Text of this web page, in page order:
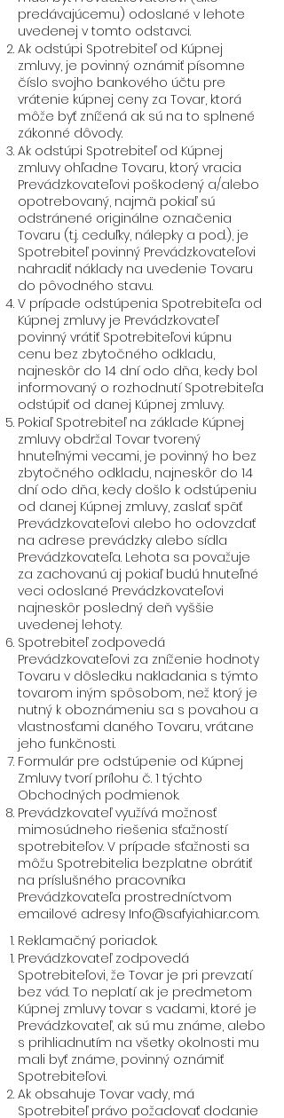
predávajúcemu) odoslané v lehote
uvedenej v tomto odstavci.
Ak odstúpi Spotrebiteľ od Kúpnej
zmluvy, je povinný oznámiť písomne
číslo svojho bankového účtu pre
vrátenie kúpnej ceny za Tovar, ktorá
môže byť znížená ak sú na to splnené
zákonné dôvody.
Ak odstúpi Spotrebiteľ od Kúpnej
zmluvy ohľadne Tovaru, ktorý vracia
Prevádzkovateľovi poškodený a/alebo
opotrebovaný, najmä pokiaľ sú
odstránené originálne označenia
Tovaru (t.j. ceduľky, nálepky a pod.), je
Spotrebiteľ povinný Prevádzkovateľovi
nahradiť náklady na uvedenie Tovaru
do pôvodného stavu.
V prípade odstúpenia Spotrebiteľa od
Kúpnej zmluvy je Prevádzkovateľ
povinný vrátiť Spotrebiteľovi kúpnu
cenu bez zbytočného odkladu,
najneskôr do 14 dní odo dňa, kedy bol
informovaný o rozhodnutí Spotrebiteľa
odstúpiť od danej Kúpnej zmluvy.
Pokiaľ Spotrebiteľ na základe Kúpnej
zmluvy obdržal Tovar tvorený
hnuteľnými vecami, je povinný ho bez
zbytočného odkladu, najneskôr do 14
dní odo dňa, kedy došlo k odstúpeniu
od danej Kúpnej zmluvy, zaslať späť
Prevádzkovateľovi alebo ho odovzdať
na adrese prevádzky alebo sídla
Prevádzkovateľa. Lehota sa považuje
za zachovanú aj pokiaľ budú hnuteľné
veci odoslané Prevádzkovateľovi
najneskôr posledný deň vyššie
uvedenej lehoty.
Spotrebiteľ zodpovedá
Prevádzkovateľovi za zníženie hodnoty
Tovaru v dôsledku nakladania s týmto
tovarom iným spôsobom, než ktorý je
nutný k oboznámeniu sa s povahou a
vlastnosťami daného Tovaru, vrátane
jeho funkčnosti.
Formulár pre odstúpenie od Kúpnej
Zmluvy tvorí prílohu č. 1 týchto
Obchodných podmienok.
Prevádzkovateľ využívá možnosť
mimosúdneho riešenia sťažností
spotrebiteľov. V prípade sťažnosti sa
môžu Spotrebitelia bezplatne obrátiť
na príslušného pracovníka
Prevádzkovateľa prostredníctvom
emailové adresy Info@safyiahiar.com.
Reklamačný poriadok.
Prevádzkovateľ zodpovedá
Spotrebiteľovi, že Tovar je pri prevzatí
bez vád. To neplatí ak je predmetom
Kúpnej zmluvy tovar s vadami, ktoré je
Prevádzkovateľ, ak sú mu známe, alebo
s prihliadnutím na všetky okolnosti mu
mali byť známe, povinný oznámiť
Spotrebiteľovi.
Ak obsahuje Tovar vady, má
Spotrebiteľ právo požadovať dodanie